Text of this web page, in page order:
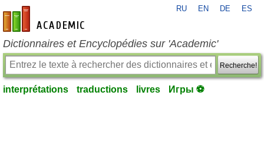
fr-academic.com
RU EN DE ES
Dictionnaires et Encyclopédies sur 'Academic'
Recherche!
interprétations traductions livres Игры ⚽